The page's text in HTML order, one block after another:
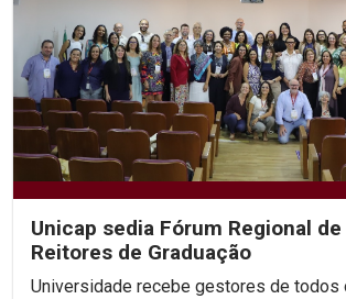
Unicap sedia Fórum Regional de
Reitores de Graduação
Universidade recebe gestores de